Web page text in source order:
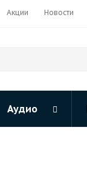
Акции Новости
Аудио